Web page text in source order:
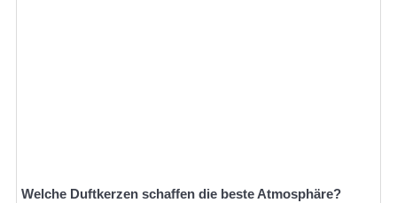
Welche Duftkerzen schaffen die beste Atmosphäre?